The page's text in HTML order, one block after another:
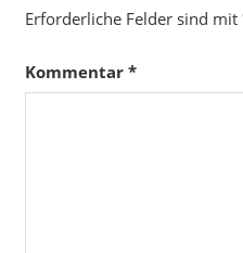
Erforderliche Felder sind mit
Kommentar *